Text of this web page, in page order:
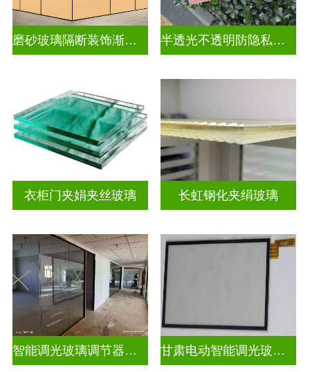
磨砂玻璃隔断装饰渐变玻璃 半透光不透明防隐私渐变装饰玻璃
衣柜门夹娟夹丝玻璃 长虹钢化夹绢玻璃
智能调光玻璃调节器图片 甘肃电动智能调光玻璃批发商